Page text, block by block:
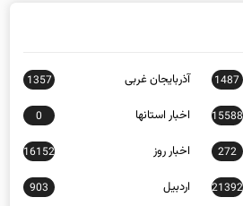
15588 اخبار استانها 0
272 اخبار روز 16152
21392 اردبیل 903
1616 اقتصادی 12118